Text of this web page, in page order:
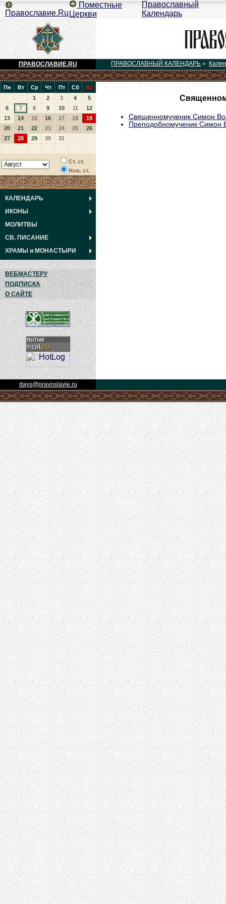
Православие.Ru
Поместные
Церкви
Православный
Календарь
ПРАВОСЛАВИЕ.RU ПРАВОСЛАВНЫЙ КАЛЕНДАРЬ »
Пн Вт Ср Чт Пт Сб
Вс
1
2 3 4
5
6
7 8 9 10 11
12
13
14 15 16 17 18
19
20
21 22 23 24 25
26
27
28 29 30 31
Ст. ст.
Нов. ст.
КАЛЕНДАРЬ
ИКОНЫ
МОЛИТВЫ
СВ. ПИСАНИЕ
ХРАМЫ и МОНАСТЫРИ
ВЕБМАСТЕРУ
ПОДПИСКА
О САЙТЕ
Священномученик Симон
Преподобномученик Симон
days@pravoslavie.ru